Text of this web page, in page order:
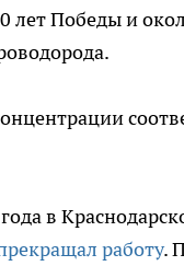
Победы и
в
работу.